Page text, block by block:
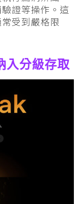
證等操作。這
受到嚴格限
入分級存取